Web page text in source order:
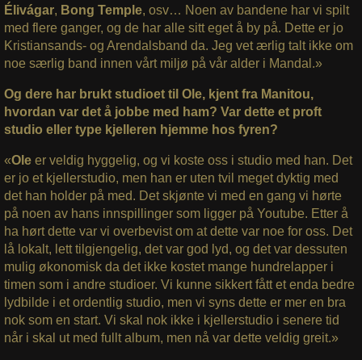
Élivágar, Bong Temple, osv… Noen av bandene har vi spilt
med flere ganger, og de har alle sitt eget å by på. Dette er jo
Kristiansands- og Arendalsband da. Jeg vet ærlig talt ikke om
noe særlig band innen vårt miljø på vår alder i Mandal.»
Og dere har brukt studioet til Ole, kjent fra Manitou,
hvordan var det å jobbe med ham? Var dette et proft
studio eller type kjelleren hjemme hos fyren?
«Ole er veldig hyggelig, og vi koste oss i studio med han. Det
er jo et kjellerstudio, men han er uten tvil meget dyktig med
det han holder på med. Det skjønte vi med en gang vi hørte
på noen av hans innspillinger som ligger på Youtube. Etter å
ha hørt dette var vi overbevist om at dette var noe for oss. Det
lå lokalt, lett tilgjengelig, det var god lyd, og det var dessuten
mulig økonomisk da det ikke kostet mange hundrelapper i
timen som i andre studioer. Vi kunne sikkert fått et enda bedre
lydbilde i et ordentlig studio, men vi syns dette er mer en bra
nok som en start. Vi skal nok ikke i kjellerstudio i senere tid
når i skal ut med fullt album, men nå var dette veldig greit.»